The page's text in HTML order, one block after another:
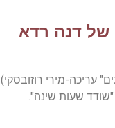
של דנה רדא
עריכה-מירי רוזובסקי)
שעות שינה".